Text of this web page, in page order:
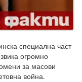
специална част
огромно
за масови
война.